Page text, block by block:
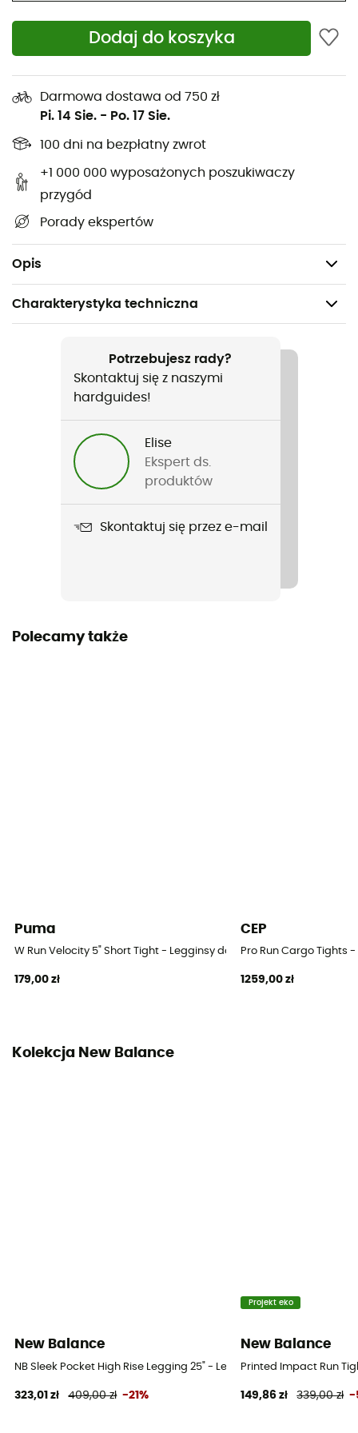
Dodaj do koszyka
Darmowa dostawa od 750 zł
Pi. 14 Sie. - Po. 17 Sie.
100 dni na bezpłatny zwrot
+1 000 000 wyposażonych poszukiwaczy
przygód
Porady ekspertów
Opis
efektywnością?
Technologia NB DRY o szybkim schnięciu
odprowadza wilgoć z ciała, abyś mógł(-a)
Wewnętrzny sznurek infinity
Boczne kieszenie do przechowywania
Elementy odblaskowe dodane do dolnego brzegu
Latające logo NB na tylnej części paska
Charakterystyka techniczna
Nazwa produktu
NB Sleek Pocket High Rise Legging 27"
Potrzebujesz rady?
Skontaktuj się z naszymi
hardguides!
Elise
Ekspert ds.
produktów
Skontaktuj się przez e-mail
Polecamy także
Puma
W Run Velocity 5" Short Tight - Legginsy do biegania damskie
179,00 zł
CEP
Pro Run Cargo Tights
1259,00 zł
Kolekcja New Balance
New Balance
NB Sleek Pocket High Rise Legging 25" - Legginsy do biegania
323,01 zł 409,00 zł -21%
Projekt eko
New Balance
Printed Impact Run
149,86 zł 339,00 zł -